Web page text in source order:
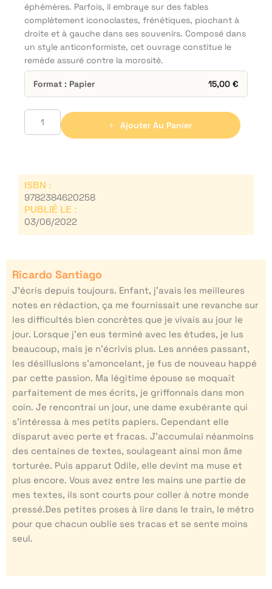
éphémères. Parfois, il embraye sur des fables
complètement iconoclastes, frénétiques, piochant à
droite et à gauche dans ses souvenirs. Composé dans
un style anticonformiste, cet ouvrage constitue le
remède assuré contre la morosité.
Format : Papier 15,00 €
Ajouter Au Panier
ISBN :
9782384620258
PUBLIÉ LE :
03/06/2022
Ricardo Santiago
J’écris depuis toujours. Enfant, j’avais les meilleures
notes en rédaction, ça me fournissait une revanche sur
les difficultés bien concrètes que je vivais au jour le
jour. Lorsque j’en eus terminé avec les études, je lus
beaucoup, mais je n’écrivis plus. Les années passant,
les désillusions s’amoncelant, je fus de nouveau happé
par cette passion. Ma légitime épouse se moquait
parfaitement de mes écrits, je griffonnais dans mon
coin. Je rencontrai un jour, une dame exubérante qui
s’intéressa à mes petits papiers. Cependant elle
disparut avec perte et fracas. J’accumulai néanmoins
des centaines de textes, soulageant ainsi mon âme
torturée. Puis apparut Odile, elle devint ma muse et
plus encore. Vous avez entre les mains une partie de
mes textes, ils sont courts pour coller à notre monde
pressé.Des petites proses à lire dans le train, le métro
pour que chacun oublie ses tracas et se sente moins
seul.